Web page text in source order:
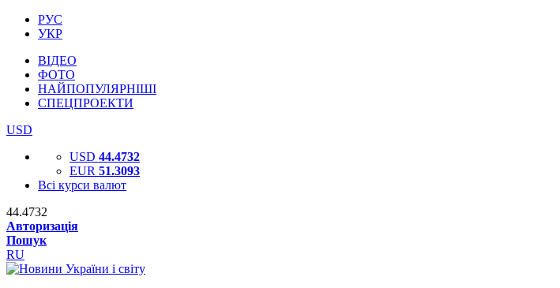
РУС
УКР
ВІДЕО
ФОТО
НАЙПОПУЛЯРНІШІ
СПЕЦПРОЕКТИ
USD
USD 44.4732
EUR 51.3093
Всі курси валют
44.4732
Авторизація
Пошук
RU